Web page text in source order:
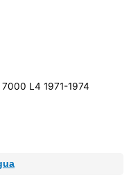
L4 1971-1974